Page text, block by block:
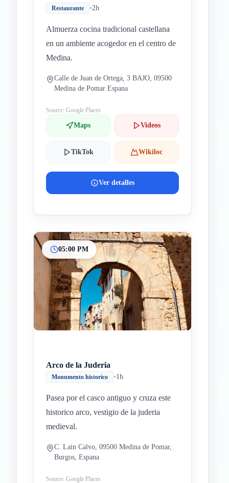
Restaurante •2h
Almuerza cocina tradicional castellana
en un ambiente acogedor en el centro de
Medina.
Calle de Juan de Ortega, 3 BAJO, 09500
Medina de Pomar Espana
Source: Google Places
Maps Videos
TikTok Wikiloc
Ver detalles
05:00 PM
Arco de la Juderia
Monumento historico •1h
Pasea por el casco antiguo y cruza este
historico arco, vestigio de la juderia
medieval.
C. Lain Calvo, 09500 Medina de Pomar,
Burgos, Espana
Source: Google Places